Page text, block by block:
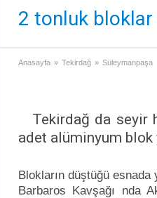
2 tonluk
Anasayfa » Tekirdağ » Süleymanpaşa
Tekirdağ da seyir
adet alüminyum blok
Blokların düştüğü
Barbaros Kavşağı nda